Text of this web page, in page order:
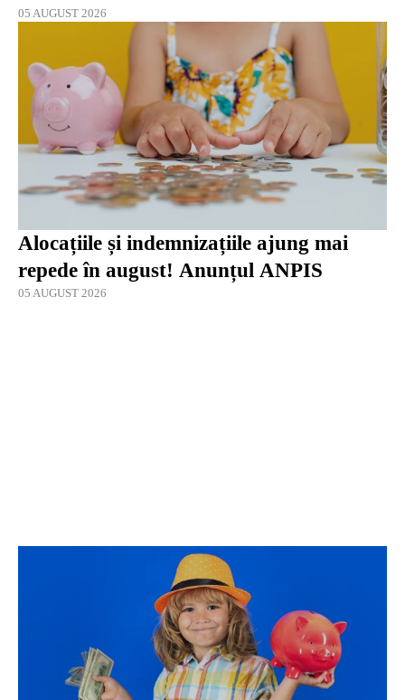
05 AUGUST 2026
Alocațiile și indemnizațiile ajung mai
repede în august! Anunțul ANPIS
05 AUGUST 2026